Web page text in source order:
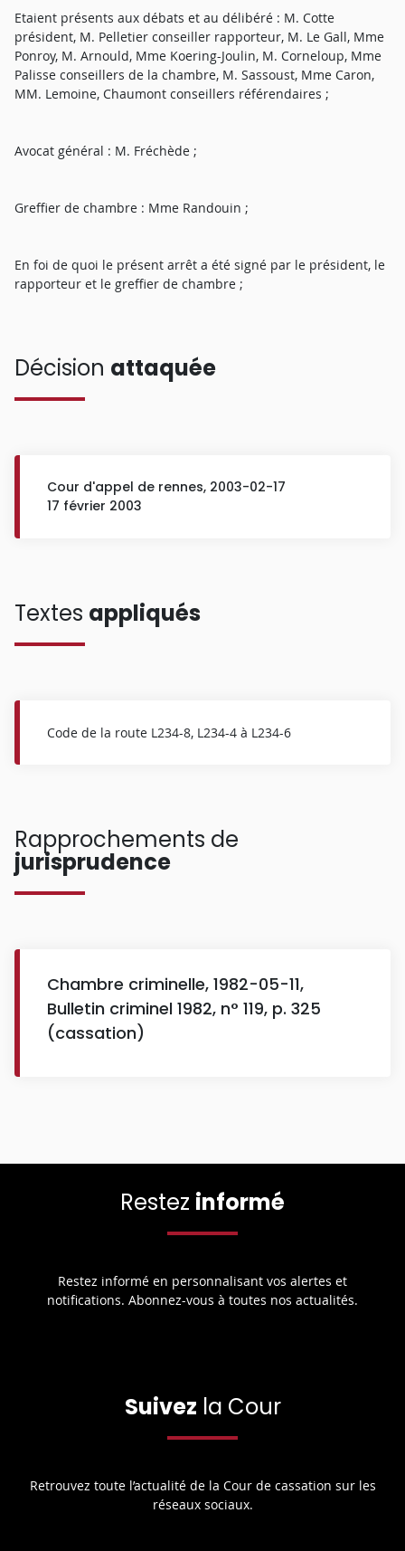
Etaient présents aux débats et au délibéré : M. Cotte
président, M. Pelletier conseiller rapporteur, M. Le Gall, Mme
Ponroy, M. Arnould, Mme Koering-Joulin, M. Corneloup, Mme
Palisse conseillers de la chambre, M. Sassoust, Mme Caron,
MM. Lemoine, Chaumont conseillers référendaires ;
Avocat général : M. Fréchède ;
Greffier de chambre : Mme Randouin ;
En foi de quoi le présent arrêt a été signé par le président, le
rapporteur et le greffier de chambre ;
Décision attaquée
Cour d'appel de rennes, 2003-02-17
17 février 2003
Textes appliqués
Code de la route L234-8, L234-4 à L234-6
Rapprochements de
jurisprudence
Chambre criminelle, 1982-05-11,
Bulletin criminel 1982, n° 119, p. 325
(cassation)
Restez informé
Restez informé en personnalisant vos alertes et
notifications. Abonnez-vous à toutes nos actualités.
Suivez la Cour
Retrouvez toute l’actualité de la Cour de cassation sur les
réseaux sociaux.